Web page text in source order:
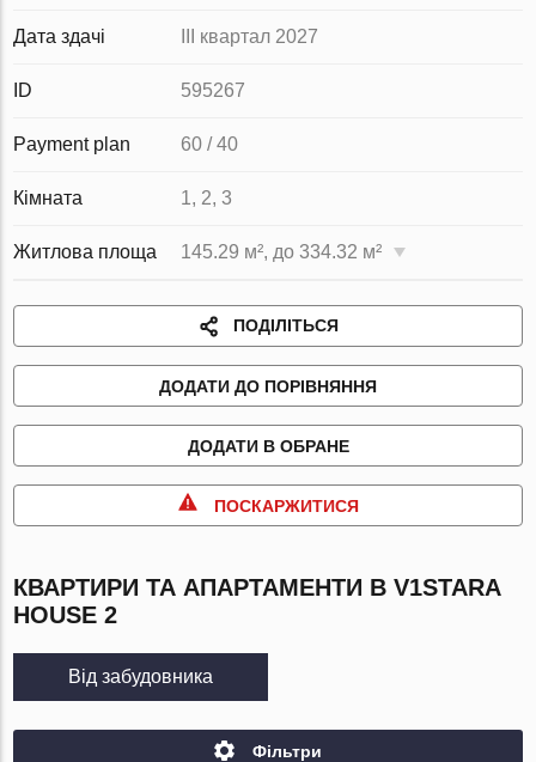
Дата здачі III квартал 2027
ID 595267
Payment plan 60 / 40
Кімната 1, 2, 3
Житлова площа 145.29 м², до 334.32 м²
ПОДІЛІТЬСЯ
ДОДАТИ ДО ПОРІВНЯННЯ
ДОДАТИ В ОБРАНЕ
ПОСКАРЖИТИСЯ
КВАРТИРИ ТА АПАРТАМЕНТИ В V1STARA
HOUSE 2
Від забудовника
Фільтри